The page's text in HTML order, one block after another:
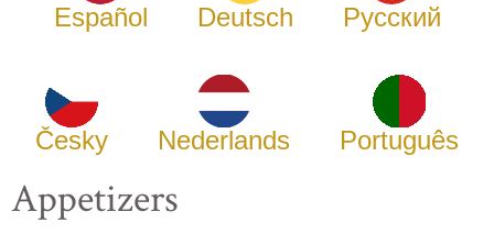
Español Deutsch Русский
Česky Nederlands Português
Appetizers